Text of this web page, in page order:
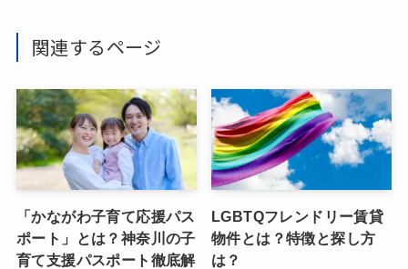
関連するページ
「かながわ子育て応援パス
ポート」とは？神奈川の子
育て支援パスポート徹底解
LGBTQフレンドリー賃貸
物件とは？特徴と探し方
は？